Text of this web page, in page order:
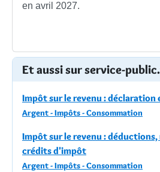
en avril 2027.
Et aussi sur service-
Impôt sur le revenu : déclaration
Argent - Impôts - Consommation
Impôt sur le revenu :
crédits d'impôt
Argent - Impôts - Consommation